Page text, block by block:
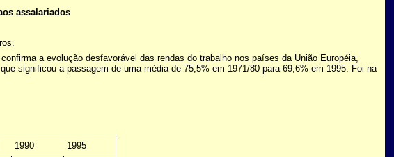
assalariados
confirma a evolução desfavorável das rendas do trabalho nos países da União Européia,
significou a passagem de uma média de 75,5% em 1971/80 para 69,6% em 1995. Foi na
1990
1995